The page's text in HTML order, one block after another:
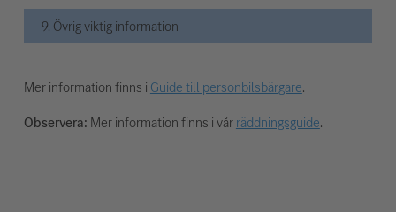
9. Övrig viktig information
Mer information finns i Guide till personbilsbärgare.
Observera: Mer information finns i vårräddningsguide.